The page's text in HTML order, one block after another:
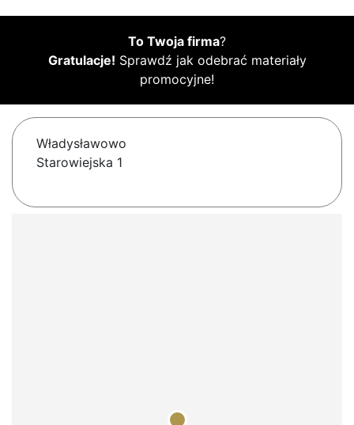
To Twoja firma?
Gratulacje! Sprawdź jak odebrać materiały
promocyjne!
Władysławowo
Starowiejska 1